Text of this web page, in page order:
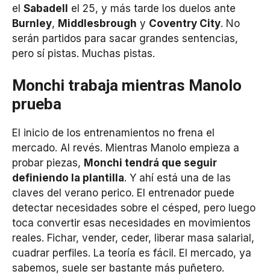
el Sabadell el 25, y más tarde los duelos ante
Burnley, Middlesbrough y Coventry City. No
serán partidos para sacar grandes sentencias,
pero sí pistas. Muchas pistas.
Monchi trabaja mientras Manolo
prueba
El inicio de los entrenamientos no frena el
mercado. Al revés. Mientras Manolo empieza a
probar piezas, Monchi tendrá que seguir
definiendo la plantilla. Y ahí está una de las
claves del verano perico. El entrenador puede
detectar necesidades sobre el césped, pero luego
toca convertir esas necesidades en movimientos
reales. Fichar, vender, ceder, liberar masa salarial,
cuadrar perfiles. La teoría es fácil. El mercado, ya
sabemos, suele ser bastante más puñetero.